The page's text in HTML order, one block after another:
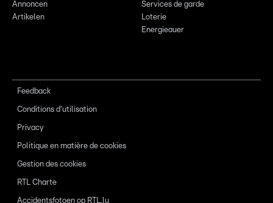
Annoncen
Artikelen
Services de garde
Loterie
Energieauer
Feedback
Conditions d'utilisation
Privacy
Politique en matière de cookies
Gestion des cookies
RTL Charte
Accidentsfotoen op RTL.lu